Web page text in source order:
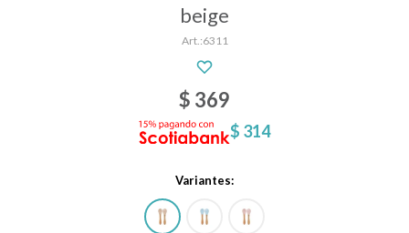
beige
6311
$ 369
$ 314
Variantes:
Paseo y seguridad
Estimulación primera infancia